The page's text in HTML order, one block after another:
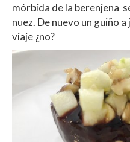
mórbida de la berenjena
nuez. De nuevo un guiño
viaje ¿no?